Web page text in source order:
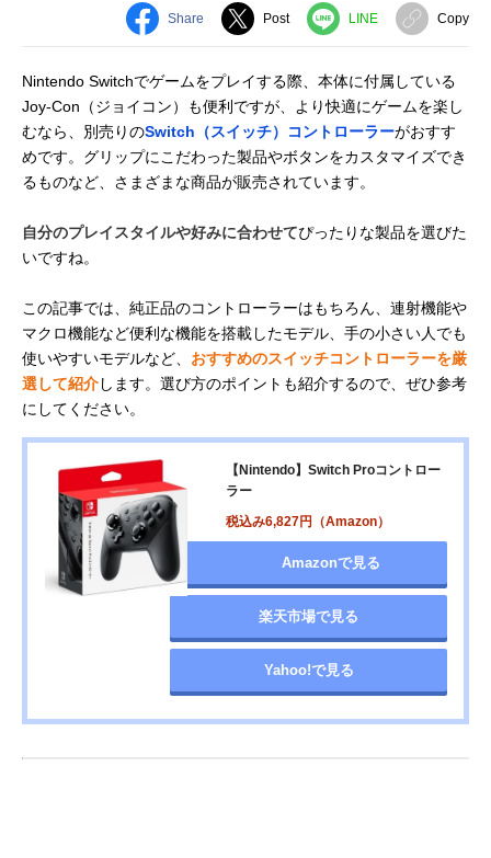
Share Post LINE Copy
Nintendo Switchでゲームをプレイする際、本体に付属している
Joy-Con（ジョイコン）も便利ですが、より快適にゲームを楽し
むなら、別売りのSwitch（スイッチ）コントローラーがおすす
めです。グリップにこだわった製品やボタンをカスタマイズでき
るものなど、さまざまな商品が販売されています。
自分のプレイスタイルや好みに合わせてぴったりな製品を選びた
いですね。
この記事では、純正品のコントローラーはもちろん、連射機能や
マクロ機能など便利な機能を搭載したモデル、手の小さい人でも
使いやすいモデルなど、 おすすめのスイッチコントローラーを厳
選して紹介します。選び方のポイントも紹介するので、ぜひ参考
にしてください。
【Nintendo】Switch Proコントロー
ラー
税込み6,827円（Amazon）
Amazonで見る
楽天市場で見る
Yahoo!で見る